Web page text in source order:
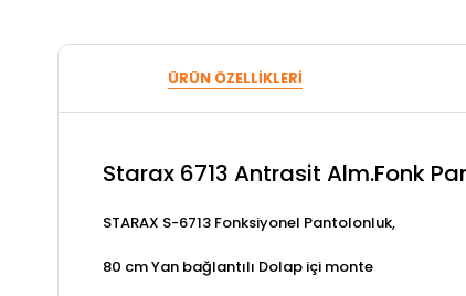
ÜRÜN ÖZELLIKLERI
Starax 6713 Antrasit Alm.Fonk
STARAX S-6713 Fonksiyonel Pantolonluk,
80 cm Yan bağlantılı Dolap içi monte